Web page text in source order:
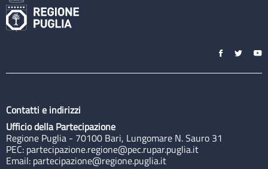
Contatti e indirizzi
Ufficio della Partecipazione
Regione Puglia - 70100 Bari, Lungomare N. Sauro 31
PEC: partecipazione.regione@pec.rupar.puglia.it
Email: partecipazione@regione.puglia.it